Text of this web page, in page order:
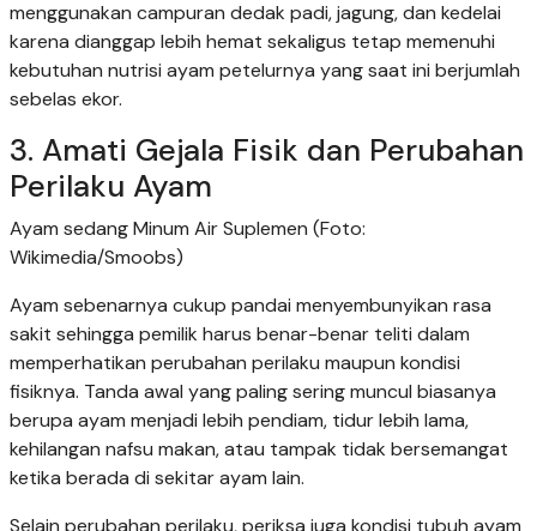
menggunakan campuran dedak padi, jagung, dan kedelai
karena dianggap lebih hemat sekaligus tetap memenuhi
kebutuhan nutrisi ayam petelurnya yang saat ini berjumlah
sebelas ekor.
3. Amati Gejala Fisik dan Perubahan
Perilaku Ayam
Ayam sedang Minum Air Suplemen (Foto:
Wikimedia/Smoobs)
Ayam sebenarnya cukup pandai menyembunyikan rasa
sakit sehingga pemilik harus benar-benar teliti dalam
memperhatikan perubahan perilaku maupun kondisi
fisiknya. Tanda awal yang paling sering muncul biasanya
berupa ayam menjadi lebih pendiam, tidur lebih lama,
kehilangan nafsu makan, atau tampak tidak bersemangat
ketika berada di sekitar ayam lain.
Selain perubahan perilaku, periksa juga kondisi tubuh ayam